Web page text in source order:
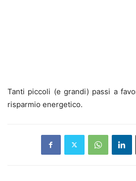
Tanti piccoli (e grandi) passi a
risparmio energetico.